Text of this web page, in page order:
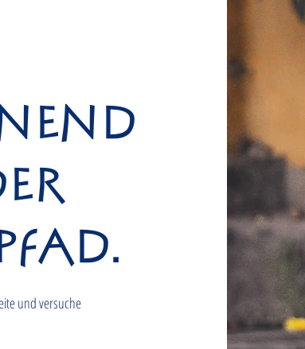
und versuche